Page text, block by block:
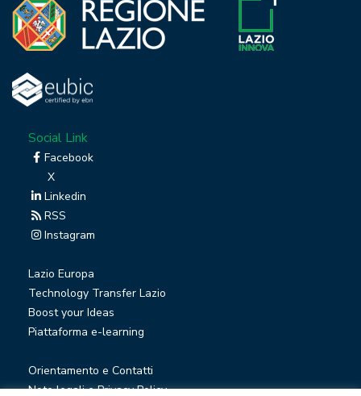
Social Link
Facebook
X
Linkedin
RSS
Instagram
Lazio Europa
Technology Transfer Lazio
Boost your Ideas
Piattaforma e-learning
Orientamento e Contatti
Note legali e Privacy Policy